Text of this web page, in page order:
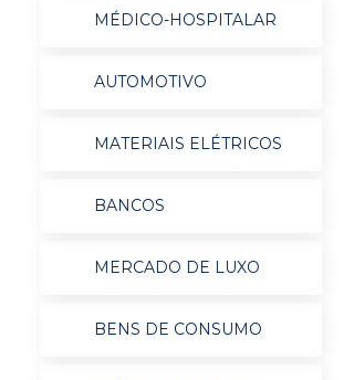
MÉDICO-HOSPITALAR
AUTOMOTIVO
MATERIAIS ELÉTRICOS
BANCOS
MERCADO DE LUXO
BENS DE CONSUMO